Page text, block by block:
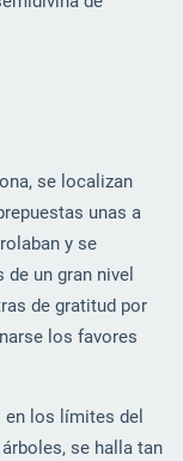
se localizan
unas a
y se
un gran nivel
de gratitud por
los favores
los límites del
se halla tan